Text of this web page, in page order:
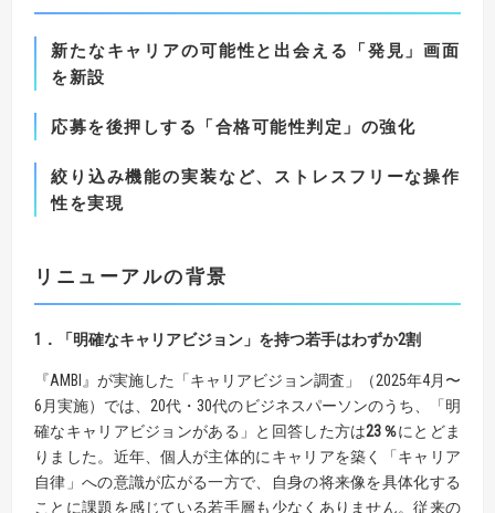
新たなキャリアの可能性と出会える「発見」画面
を新設
応募を後押しする「合格可能性判定」の強化
絞り込み機能の実装など、ストレスフリーな操作
性を実現
リニューアルの背景
1 ．「明確なキャリアビジョン」を持つ若手はわずか2割
『AMBI』が実施した「キャリアビジョン調査」（2025年4月〜
6月実施）では、20代・30代のビジネスパーソンのうち、「明
確なキャリアビジョンがある」と回答した方は23％にとどま
りました。近年、個人が主体的にキャリアを築く「キャリア
自律」への意識が広がる一方で、自身の将来像を具体化する
ことに課題を感じている若手層も少なくありません。従来の